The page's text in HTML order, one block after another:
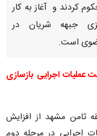
کردند و آغاز به کار
جبهه شریان در
است.
عملیات اجرایی بازسازی
ثامن مشهد از افزایش